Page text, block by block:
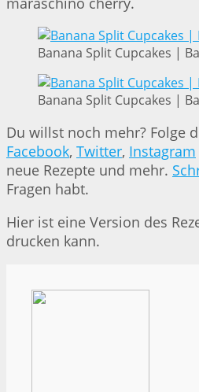
Banana Split Cupcakes |
Banana Split Cupcakes |
Du willst noch mehr? Folge
Facebook, Twitter, Instagram
neue Rezepte und mehr.
Fragen habt.
Hier ist eine Version des
drucken kann.